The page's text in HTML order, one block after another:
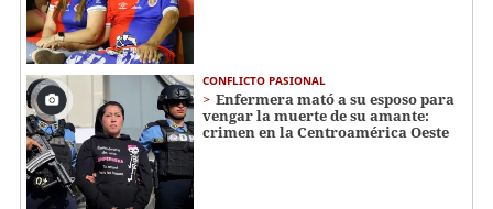
CONFLICTO PASIONAL
Enfermera mató a su esposo para
vengar la muerte de su amante:
crimen en la Centroamérica Oeste